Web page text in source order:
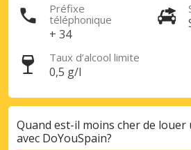
Préfixe
téléphonique
+ 34
Taux d’alcool limite
0,5 g/l
Quand est-il moins cher de louer
avec DoYouSpain?
Promotions spéciales
Accédez à toutes vos
seul endroit
Se connecter